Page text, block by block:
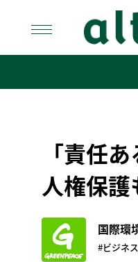
content
「責任
人権保護
国際環
#ビジネ